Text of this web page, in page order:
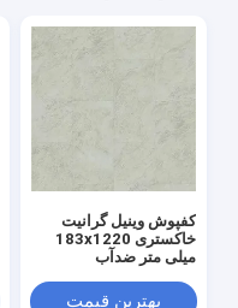
کفپوش وینیل گرانیت
خاکستری 183x1220
میلی متر ضدآب
بهترین قیمت